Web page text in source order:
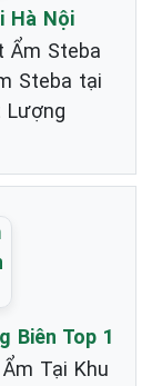
Hà Nội
Ẩm Steba
Steba tại
Lượng
Biên Top 1
Tại Khu